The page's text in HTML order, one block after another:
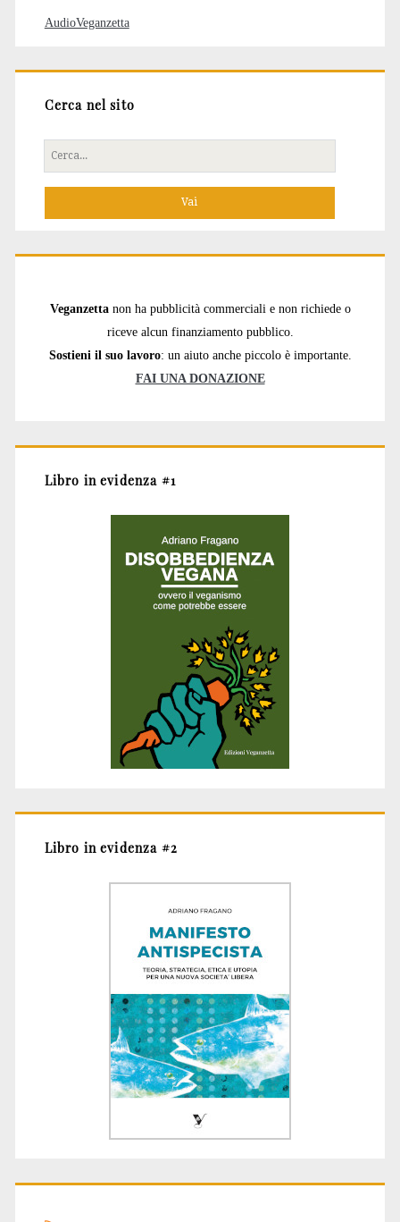
AudioVeganzetta
Cerca nel sito
Cerca
per:
Veganzetta non ha pubblicità commerciali e non richiede o
riceve alcun finanziamento pubblico.
Sostieni il suo lavoro: un aiuto anche piccolo è importante.
FAI UNA DONAZIONE
Libro in evidenza #1
Libro in evidenza #2